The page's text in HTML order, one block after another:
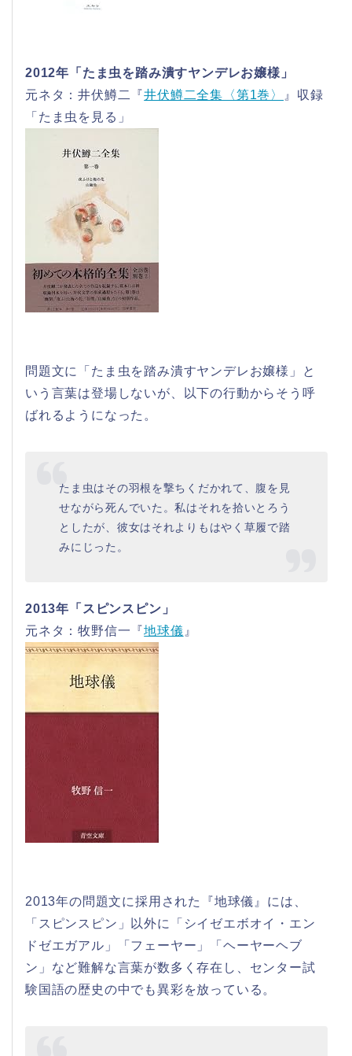
2012年「たま虫を踏み潰すヤンデレお嬢様」
元ネタ：井伏鱒二『井伏鱒二全集〈第1巻〉
』収録
「たま虫を見る」
問題文に「たま虫を踏み潰すヤンデレお嬢様」と
いう言葉は登場しないが、以下の行動からそう呼
ばれるようになった。
たま虫はその羽根を撃ちくだかれて、腹を見
せながら死んでいた。私はそれを拾いとろう
としたが、彼女はそれよりもはやく草履で踏
みにじった。
2013年「スピンスピン」
元ネタ：牧野信一『地球儀』
2013年の問題文に採用された『地球儀』には、
「スピンスピン」以外に「シイゼエボオイ・エン
ドゼエガアル」「フェーヤー」「ヘーヤーヘブ
ン」など難解な言葉が数多く存在し、センター試
験国語の歴史の中でも異彩を放っている。